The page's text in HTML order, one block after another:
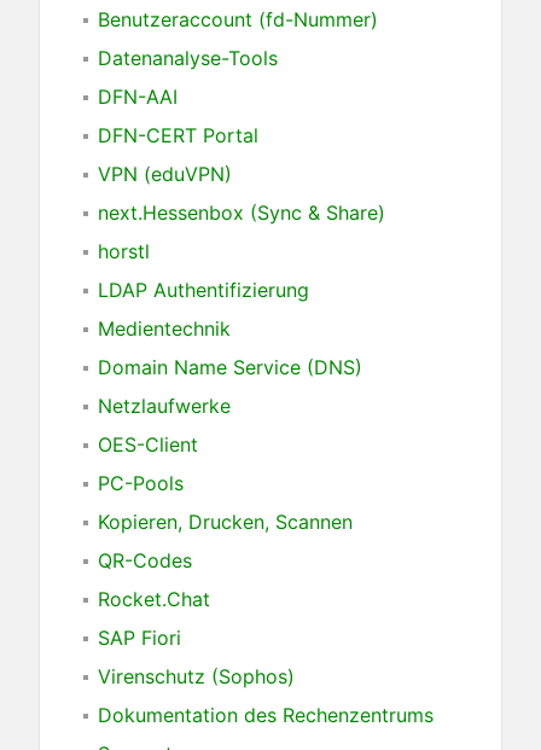
Benutzeraccount (fd-Nummer)
Datenanalyse-Tools
DFN-AAI
DFN-CERT Portal
VPN (eduVPN)
next.Hessenbox (Sync & Share)
horstl
LDAP Authentifizierung
Medientechnik
Domain Name Service (DNS)
Netzlaufwerke
OES-Client
PC-Pools
Kopieren, Drucken, Scannen
QR-Codes
Rocket.Chat
SAP Fiori
Virenschutz (Sophos)
Dokumentation des Rechenzentrums